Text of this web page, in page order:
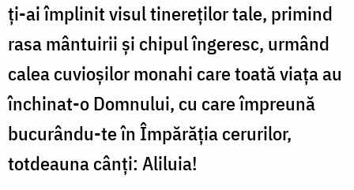
ţi-ai împlinit visul tinereţilor tale, primind
rasa mântuirii şi chipul îngeresc, urmând
calea cuvioşilor monahi care toată viaţa au
închinat-o Domnului, cu care împreună
bucurându-te în Împărăţia cerurilor,
totdeauna cânţi: Aliluia!